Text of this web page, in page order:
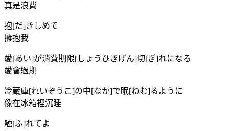
真是浪費
抱[だ]きしめて
擁抱我
愛[あい]が消費期限[しょうひきげん]切[ぎ]れになる
愛會過期
冷蔵庫[れいぞうこ]の中[なか]で眠[ねむ]るように
像在冰箱裡沉睡
触[ふ]れてよ